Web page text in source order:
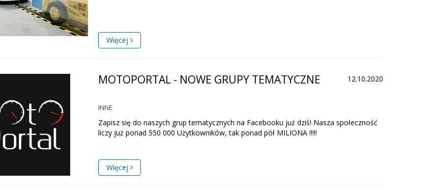
Więcej
12.10.2020
MOTOPORTAL - NOWE GRUPY TEMATYCZNE
INNE
Zapisz się do naszych grup tematycznych na Facebooku już dziś! Nasza społeczność
liczy już ponad 550 000 Użytkowników, tak ponad pół MILIONA !!!!!
Więcej